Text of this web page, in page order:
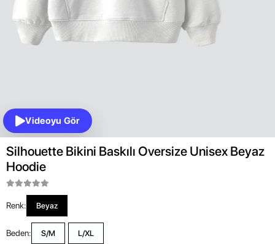
Videoyu Gör
Silhouette Bikini Baskılı Oversize Unisex Beyaz
Hoodie
Renk: Beyaz
Beden: S/M L/XL